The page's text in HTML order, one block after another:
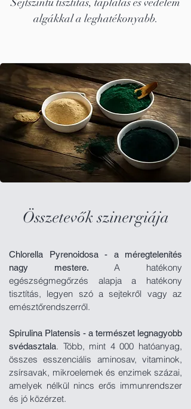
algákkal a leghatékonyabb.
Összetevők szinergiája
Chlorella Pyrenoidosa - a méregtelenítés
nagy mestere.A hatékony
egészségmegőrzés alapjaa hatékony
tisztítás, legyen szó a sejtekről vagy az
emésztőrendszerről.
Spirulina Platensis - a természet legnagyobb
svédasztala. Több, mint 4 000 hatóanyag,
összes esszenciális aminosav, vitaminok,
zsírsavak, mikroelemek és enzimek százai,
amelyek nélkül nincs erős immunrendszer
és jó közérzet.